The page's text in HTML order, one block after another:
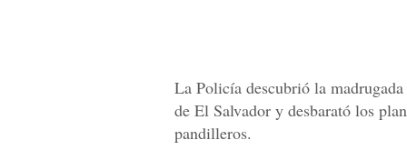
La Policía descubrió la
de El Salvador y desbarató los
pandilleros.